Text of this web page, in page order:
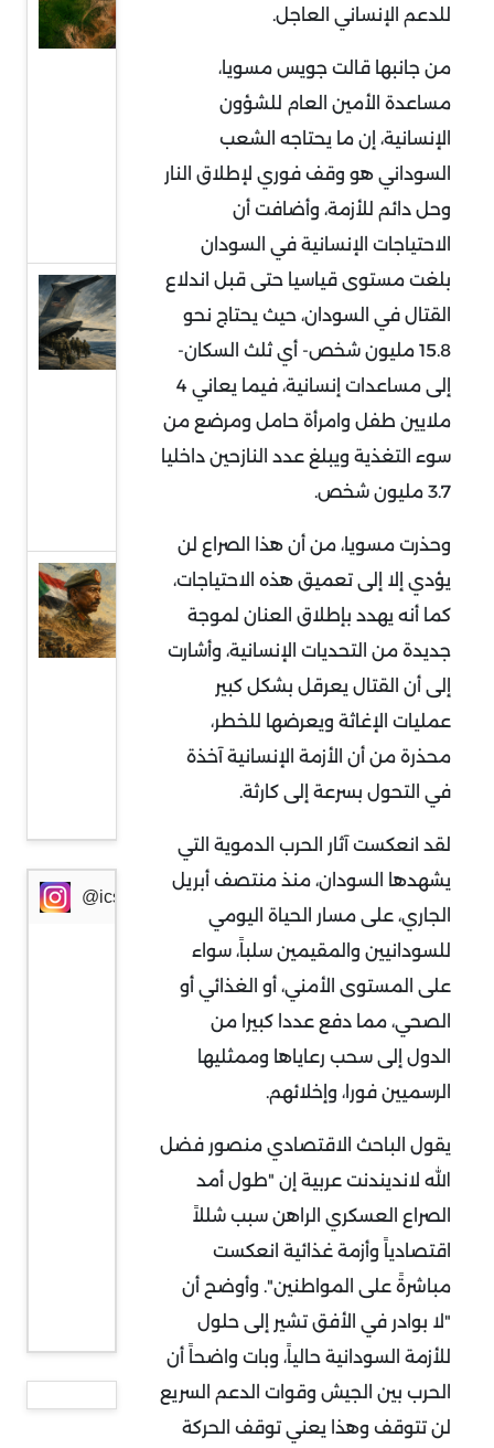
للدعم الإنساني العاجل.
من جانبها قالت جويس مسويا،
مساعدة الأمين العام للشؤون
الإنسانية، إن ما يحتاجه الشعب
السوداني هو وقف فوري لإطلاق النار
وحل دائم للأزمة، وأضافت أن
الاحتياجات الإنسانية في السودان
بلغت مستوى قياسيا حتى قبل اندلاع
القتال في السودان، حيث يحتاج نحو
15.8 مليون شخص- أي ثلث السكان-
إلى مساعدات إنسانية، فيما يعاني 4
ملايين طفل وامرأة حامل ومرضع من
سوء التغذية ويبلغ عدد النازحين داخليا
3.7 مليون شخص.
وحذرت مسويا، من أن هذا الصراع لن
يؤدي إلا إلى تعميق هذه الاحتياجات،
كما أنه يهدد بإطلاق العنان لموجة
جديدة من التحديات الإنسانية، وأشارت
إلى أن القتال يعرقل بشكل كبير
عمليات الإغاثة ويعرضها للخطر،
محذرة من أن الأزمة الإنسانية آخذة
في التحول بسرعة إلى كارثة.
لقد انعكست آثار الحرب الدموية التي
يشهدها السودان، منذ منتصف أبريل
الجاري، على مسار الحياة اليومي
للسودانيين والمقيمين سلباً، سواء
على المستوى الأمني، أو الغذائي أو
الصحي، مما دفع عددا كبيرا من
الدول إلى سحب رعاياها وممثليها
الرسميين فورا، وإخلائهم.
يقول الباحث الاقتصادي منصور فضل
الله لانديندنت عربية إن "طول أمد
الصراع العسكري الراهن سبب شللاً
اقتصادياً وأزمة غذائية انعكست
مباشرةً على المواطنين". وأوضح أن
"لا بوادر في الأفق تشير إلى حلول
للأزمة السودانية حالياً، وبات واضحاً أن
الحرب بين الجيش وقوات الدعم السريع
لن تتوقف وهذا يعني توقف الحركة
الإيراني:
معركة
النفوذ
على
الأحمر
قراءة
في
توقعات
سحب
قوات
أميركية
السودان
وإثيوبيا:
جبهة
مواجهة
في
@icssresearch